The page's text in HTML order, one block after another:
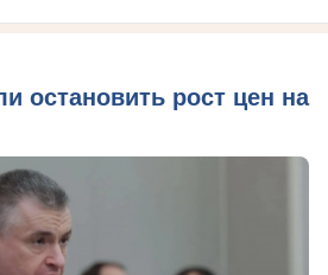
остановить рост цен на